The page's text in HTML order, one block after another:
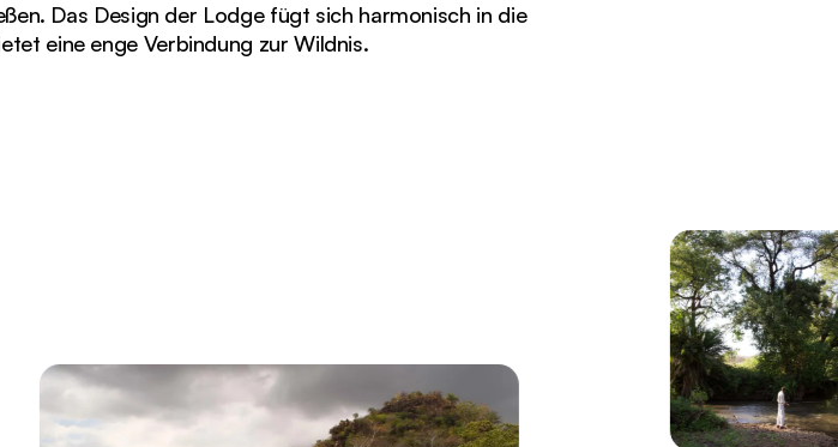
Das Design der Lodge fügt sich harmonisch in die
eine enge Verbindung zur Wildnis.